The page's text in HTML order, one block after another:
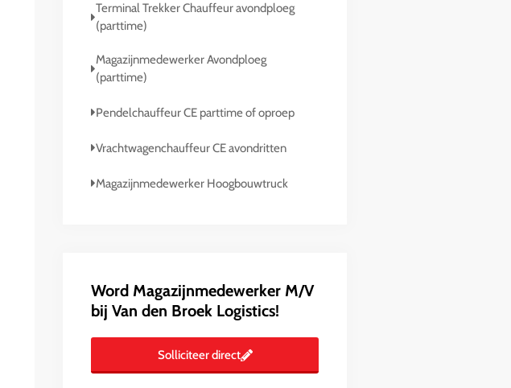
Terminal Trekker Chauffeur avondploeg
(parttime)
Magazijnmedewerker Avondploeg
(parttime)
Pendelchauffeur CE parttime of oproep
Vrachtwagenchauffeur CE avondritten
Magazijnmedewerker Hoogbouwtruck
Word Magazijnmedewerker M/V
bij Van den Broek Logistics!
Solliciteer direct